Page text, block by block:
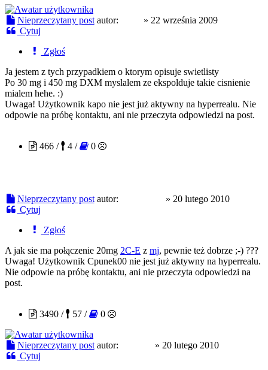
Nieprzeczytany post autor: » 22 września 2009
Cytuj
Zgłoś
Ja jestem z tych przypadkiem o ktorym opisuje swietlisty
Po 30 mg i 450 mg DXM myslalem ze ekspolduje takie cisnienie
mialem hehe. :)
Uwaga! Użytkownik kapo nie jest już aktywny na hyperrealu. Nie
odpowie na próbę kontaktu, ani nie przeczyta odpowiedzi na post.
466 /
4 / 0
Nieprzeczytany post autor: » 20 lutego 2010
Cytuj
Zgłoś
A jak sie ma połączenie 20mg 2C-E z mj, pewnie też dobrze ;-) ???
Uwaga! Użytkownik Cpunek00 nie jest już aktywny na hyperrealu.
Nie odpowie na próbę kontaktu, ani nie przeczyta odpowiedzi na
post.
3490 /
57 / 0
Nieprzeczytany post autor: » 20 lutego 2010
Cytuj